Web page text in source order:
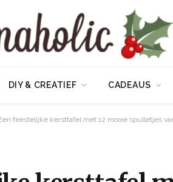
DIY & CREATIEF CADEAUS
feestelijke kersttafel met 12 mooie spulletjes